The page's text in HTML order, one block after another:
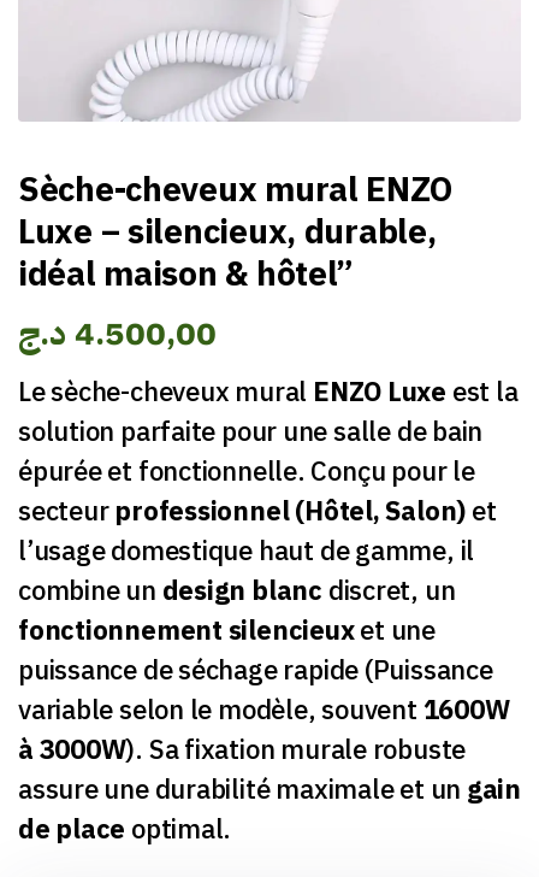
Sèche-cheveux mural ENZO
Luxe – silencieux, durable,
idéal maison & hôtel”
4.500,00 د.ج
Le sèche-cheveux mural ENZO Luxe est la
solution parfaite pour une salle de bain
épurée et fonctionnelle. Conçu pour le
secteurprofessionnel (Hôtel, Salon)et
l’usage domestique haut de gamme, il
combine un design blanc discret, un
fonctionnement silencieuxet une
puissance de séchage rapide (Puissance
variable selon le modèle, souvent 1600W
à 3000W). Sa fixation murale robuste
assure une durabilité maximale et un gain
de place optimal.